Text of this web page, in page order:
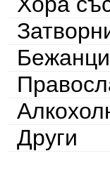
Бежанци
Други